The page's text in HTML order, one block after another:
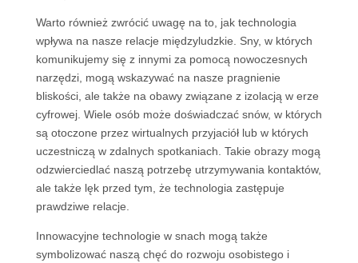
Warto również zwrócić uwagę na to, jak technologia
wpływa na nasze relacje międzyludzkie. Sny, w których
komunikujemy się z innymi za pomocą nowoczesnych
narzędzi, mogą wskazywać na nasze pragnienie
bliskości, ale także na obawy związane z izolacją w erze
cyfrowej. Wiele osób może doświadczać snów, w których
są otoczone przez wirtualnych przyjaciół lub w których
uczestniczą w zdalnych spotkaniach. Takie obrazy mogą
odzwierciedlać naszą potrzebę utrzymywania kontaktów,
ale także lęk przed tym, że technologia zastępuje
prawdziwe relacje.
Innowacyjne technologie w snach mogą także
symbolizować naszą chęć do rozwoju osobistego i